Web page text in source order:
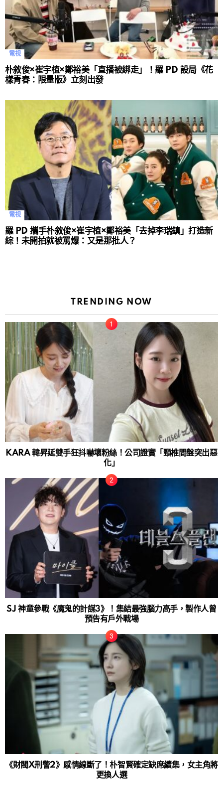
電視
朴敘俊×崔宇植×鄭裕美「直播被綁走」！羅 PD 設局《花
樣青春：限量版》立刻出發
電視
羅 PD 攜手朴敘俊×崔宇植×鄭裕美「去掉李瑞鎮」打造新
綜！未開拍就被罵爆：又是那批人？
TRENDING NOW
KARA 韓昇延雙手狂抖嚇壞粉絲！公司證實「頸椎間盤突出惡
化」
SJ 神童參戰《魔鬼的計謀3》！集結最強腦力高手，製作人曾
預告有戶外戰場
《財閥X刑警2》感情線斷了！朴智賢確定缺席續集，女主角將
更換人選